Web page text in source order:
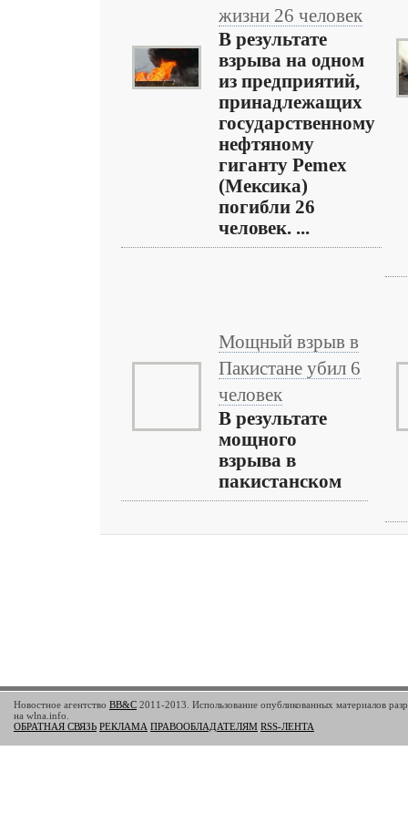
жизни 26 человек
В результате
взрыва на одном
из предприятий,
принадлежащих
государственному
нефтяному
гиганту Pemex
(Мексика)
погибли 26
человек. ...
Мощный взрыв в
Пакистане убил 6
человек
В результате
мощного
взрыва в
пакистанском
Новостное агентство BB&C 2011-2013. Использование опубликованных материалов
на wlna.info.
ОБРАТНАЯ СВЯЗЬ РЕКЛАМА ПРАВООБЛАДАТЕЛЯМ RSS-ЛЕНТА